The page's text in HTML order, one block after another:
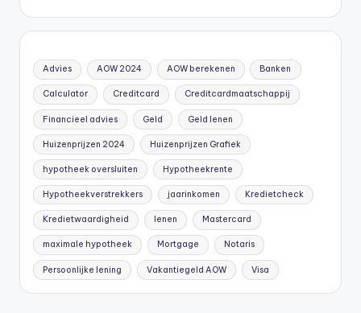
Advies AOW 2024 AOW berekenen Banken
Calculator Creditcard Creditcardmaatschappij
Financieel advies Geld Geld lenen
Huizenprijzen 2024 Huizenprijzen Grafiek
hypotheek oversluiten Hypotheekrente
Hypotheekverstrekkers jaarinkomen Kredietcheck
Kredietwaardigheid lenen Mastercard
maximale hypotheek Mortgage Notaris
Persoonlijke lening Vakantiegeld AOW Visa